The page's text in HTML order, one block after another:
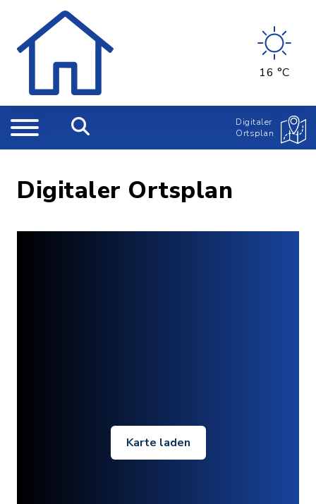
16 °C
Digitaler
Ortsplan
Digitaler Ortsplan
Karte laden